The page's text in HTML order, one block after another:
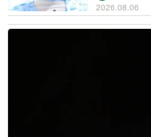
2026.08.06